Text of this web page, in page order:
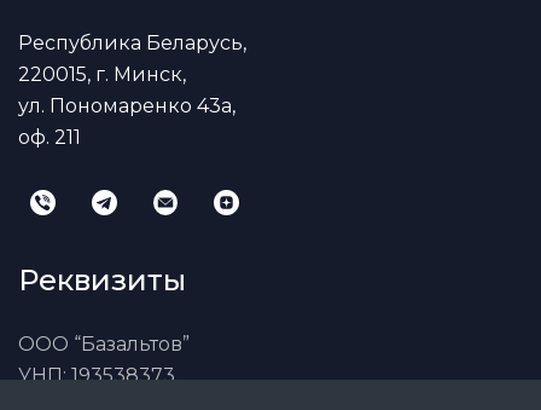
Республика Беларусь,
220015, г. Минск,
ул. Пономаренко 43а,
оф. 211
Реквизиты
ООО “Базальтов”
УНП: 193538373